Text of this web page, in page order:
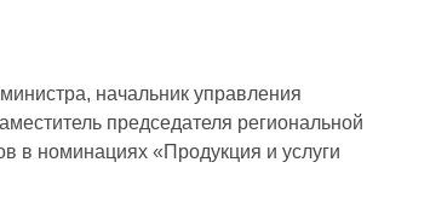
начальник управления
председателя региональной
в номинациях «Продукция и услуги